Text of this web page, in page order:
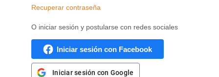
Recuperar contraseña
O iniciar sesión y postularse con redes sociales
Iniciar sesión con Facebook
Iniciar sesión con Google